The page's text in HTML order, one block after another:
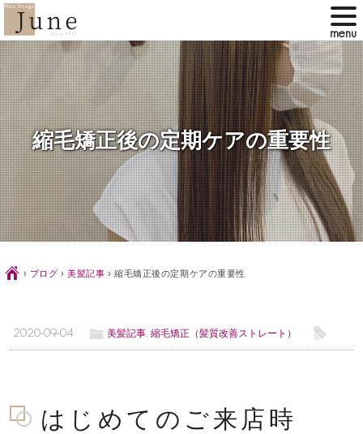
縮毛矯正後の定期ケアの重要性
Ç › ブログ ›美髪記事 ›縮毛矯正後の定期ケアの重要性
2020-09-04 ë 美髪記事, 縮毛矯正（髪質改善ストレート） l
はじめてのご来店時